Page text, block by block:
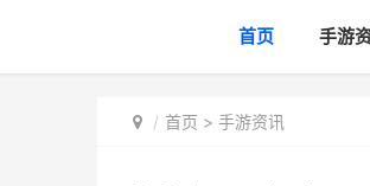
首页 手游
首页 > 手游资讯